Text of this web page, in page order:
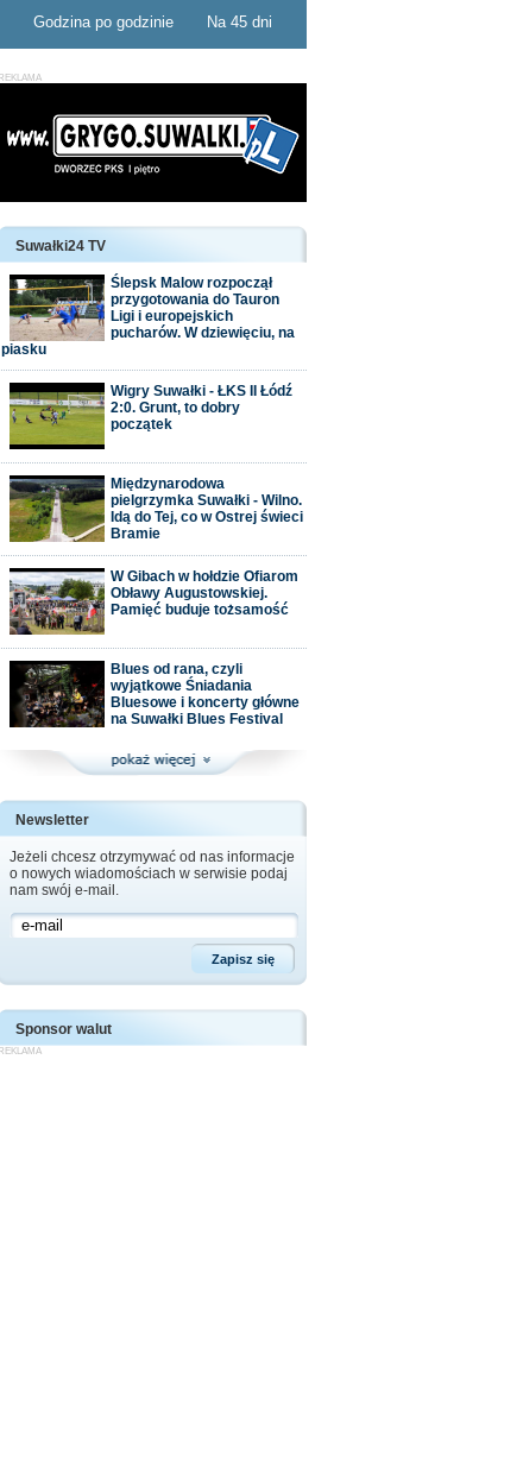
Godzina po godzinie Na 45 dni
Suwałki24 TV
Ślepsk Malow rozpoczął
przygotowania do Tauron
Ligi i europejskich
pucharów. W dziewięciu, na
piasku
Wigry Suwałki - ŁKS II Łódź
2:0. Grunt, to dobry
początek
Międzynarodowa
pielgrzymka Suwałki - Wilno.
Idą do Tej, co w Ostrej świeci
Bramie
W Gibach w hołdzie Ofiarom
Obławy Augustowskiej.
Pamięć buduje tożsamość
Blues od rana, czyli
wyjątkowe Śniadania
Bluesowe i koncerty główne
na Suwałki Blues Festival
Newsletter
Jeżeli chcesz otrzymywać od nas informacje
o nowych wiadomościach w serwisie podaj
nam swój e-mail.
Sponsor walut